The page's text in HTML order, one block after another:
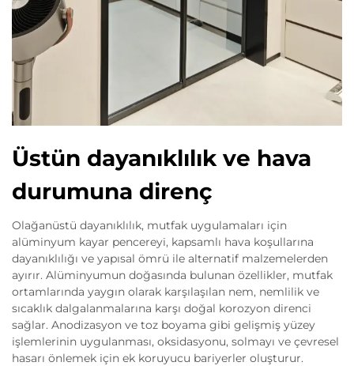
Üstün dayanıklılık ve hava
durumuna direnç
Olağanüstü dayanıklılık, mutfak uygulamaları için
alüminyum kayar pencereyi, kapsamlı hava koşullarına
dayanıklılığı ve yapısal ömrü ile alternatif malzemelerden
ayırır. Alüminyumun doğasında bulunan özellikler, mutfak
ortamlarında yaygın olarak karşılaşılan nem, nemlilik ve
sıcaklık dalgalanmalarına karşı doğal korozyon direnci
sağlar. Anodizasyon ve toz boyama gibi gelişmiş yüzey
işlemlerinin uygulanması, oksidasyonu, solmayı ve çevresel
hasarı önlemek için ek koruyucu bariyerler oluşturur.